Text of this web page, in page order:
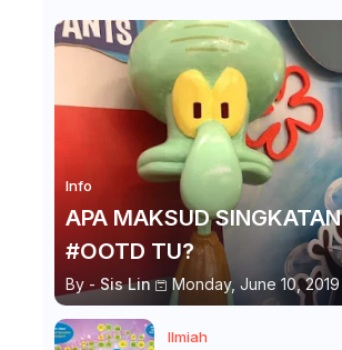
Info
APA MAKSUD SINGKATAN
#OOTD TU?
By - Sis Lin Monday, June 10, 2019
Ilmiah